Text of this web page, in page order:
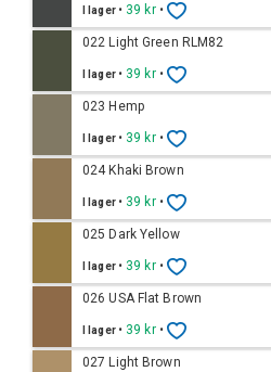
I lager • 39 kr •
022 Light Green RLM82
I lager • 39 kr •
023 Hemp
I lager • 39 kr •
024 Khaki Brown
I lager • 39 kr •
025 Dark Yellow
I lager • 39 kr •
026 USA Flat Brown
I lager • 39 kr •
027 Light Brown